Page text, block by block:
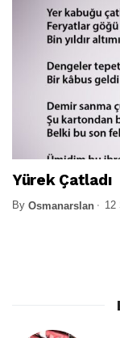
Yürek Çatladı
By Osmanarslan 12